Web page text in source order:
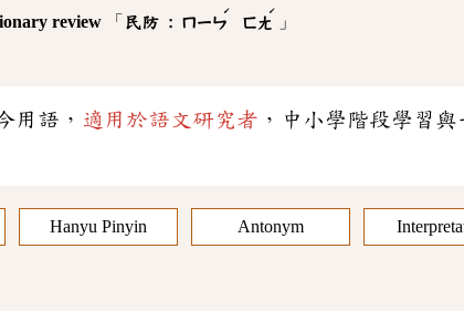
review 「 民防 : ㄇㄧㄣ
ˊ
ㄈㄤ
ˊ
」
用語， 適用於語文研究者 ，中小學階段學習
Hanyu Pinyin Antonym